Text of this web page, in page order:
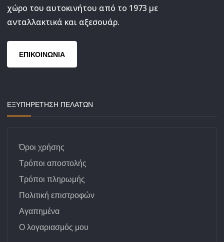
χώρο του αυτοκινήτου από το 1973 με
ανταλλακτικά και αξεσουάρ.
ΕΠΙΚΟΙΝΩΝΙΑ
ΕΞΥΠΗΡΕΤΗΣΗ ΠΕΛΑΤΩΝ
Όροι χρήσης
Τρόποι αποστολής
Τρόποι πληρωμής
Πολιτική επιστροφών
Αγαπημένα
Ο λογαριασμός μου